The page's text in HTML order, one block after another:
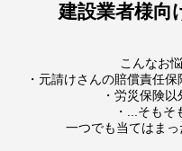
建設業者様向
こんなお
・元請けさんの賠償責任
・労災保険以
・...そもそ
一つでも当てはま